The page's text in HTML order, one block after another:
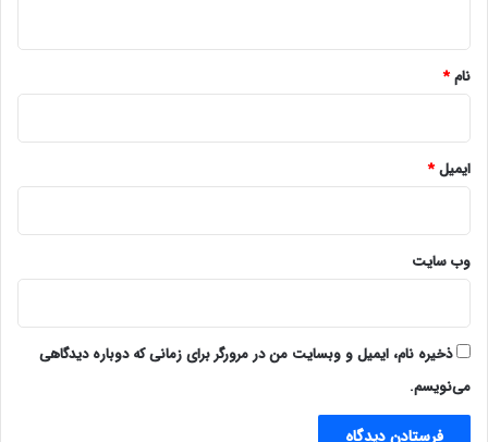
نام*
ایمیل*
وب‌ سایت
ذخیره نام، ایمیل و وبسایت من در مرورگر برای زمانی که دوباره دیدگاهی
می‌نویسم.